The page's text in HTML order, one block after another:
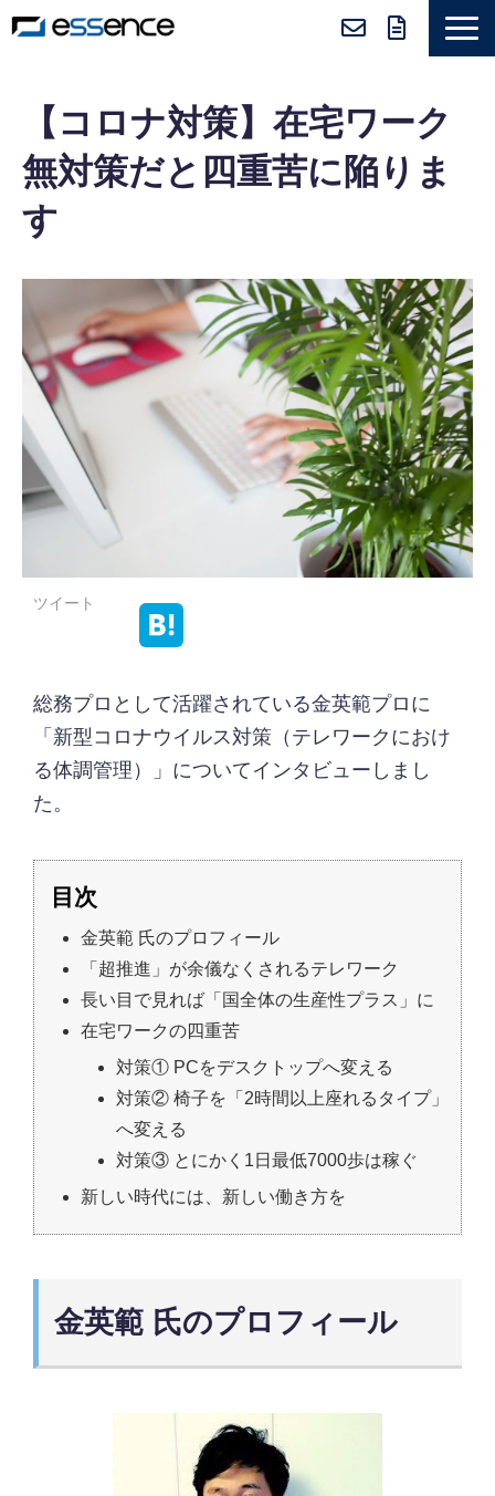
サービス紹介
ニュース＆トピックス
会社紹介
採用情報
セミナー＆コラム
【コロナ対策】在宅ワーク
無対策だと四重苦に陥りま
す
ツイート
総務プロとして活躍されている金英範プロに
「新型コロナウイルス対策（テレワークにおけ
る体調管理）」についてインタビューしまし
た。
金英範 氏のプロフィール
「超推進」が余儀なくされるテレワーク
長い目で見れば「国全体の生産性プラス」に
在宅ワークの四重苦
対策① PCをデスクトップへ変える
対策② 椅子を「2時間以上座れるタイプ」
へ変える
対策③ とにかく1日最低7000歩は稼ぐ
新しい時代には、新しい働き方を
金英範 氏のプロフィール